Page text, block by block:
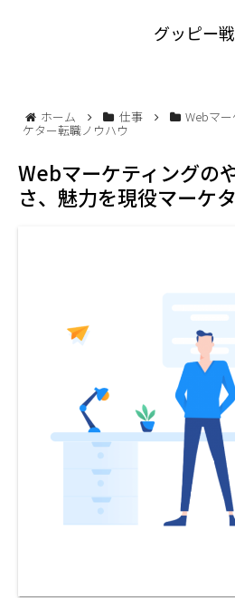
グッピー
ホーム 仕事 Webマ
ケター転職ノウハウ
Webマーケティングの
さ、魅力を現役マーケ